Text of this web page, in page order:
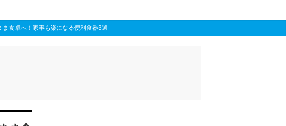
ま食卓へ！家事も楽になる便利食器3選